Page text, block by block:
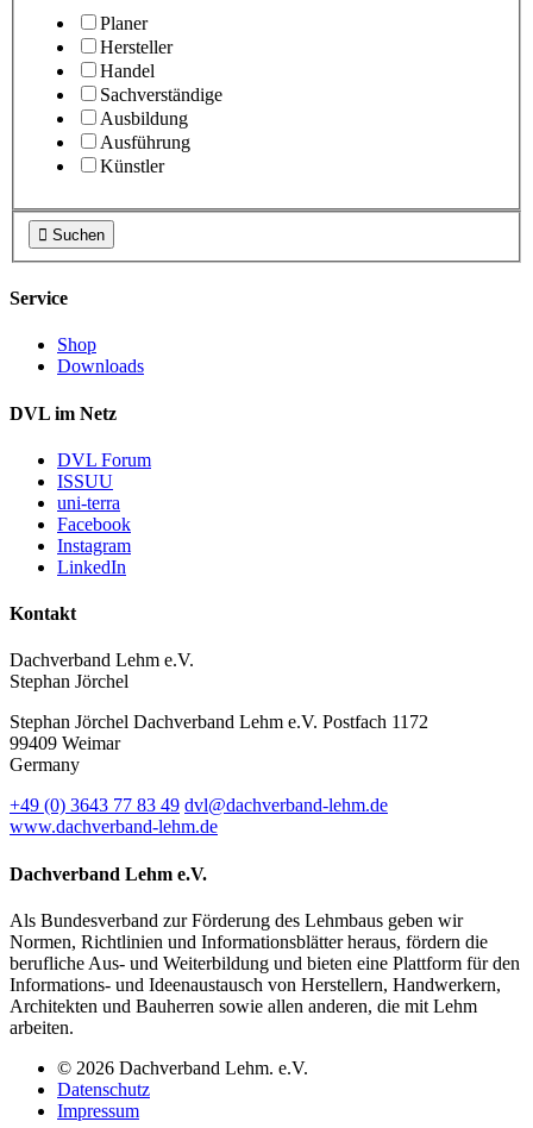
Planer
Hersteller
Handel
Sachverständige
Ausbildung
Ausführung
Künstler
 Suchen
Service
Shop
Downloads
DVL im Netz
DVL Forum
ISSUU
uni-terra
Facebook
Instagram
LinkedIn
Kontakt
Dachverband Lehm e.V.
Stephan Jörchel
Stephan Jörchel Dachverband Lehm e.V. Postfach 1172
99409 Weimar
Germany
+49 (0) 3643 77 83 49 dvl@dachverband-lehm.de
www.dachverband-lehm.de
Dachverband Lehm e.V.
Als Bundesverband zur Förderung des Lehmbaus geben wir
Normen, Richtlinien und Informationsblätter heraus, fördern die
berufliche Aus- und Weiterbildung und bieten eine Plattform für den
Informations- und Ideenaustausch von Herstellern, Handwerkern,
Architekten und Bauherren sowie allen anderen, die mit Lehm
arbeiten.
© 2026 Dachverband Lehm. e.V.
Datenschutz
Impressum